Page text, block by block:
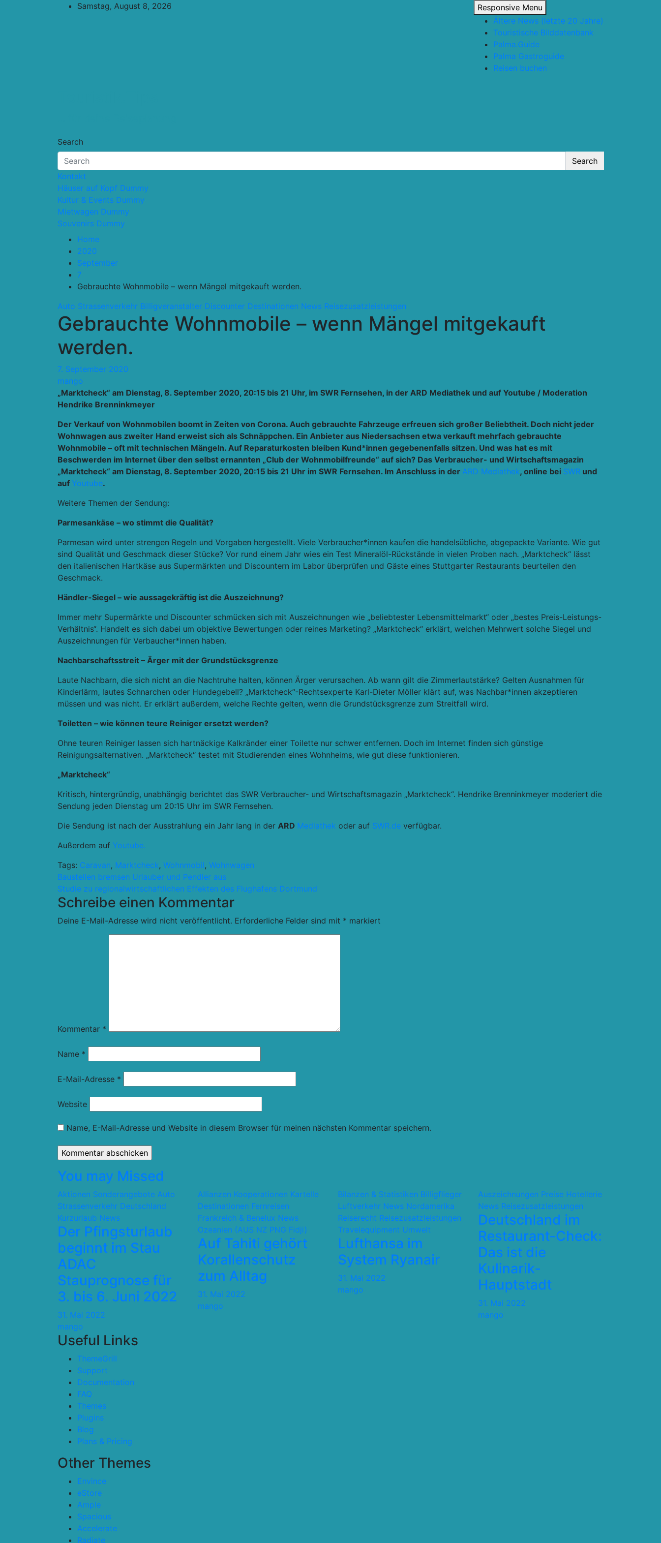
Samstag, August 8, 2026
Responsive Menu
Ältere News (letzte 20 Jahre)
Touristische Bilddatenbank
Palma.Guide
Palma Gastroguide
Reisen buchen
Search
Search
Kontakt
Häuser auf Kopf Dummy
Kultur & Events Dummy
Mietwagen Dummy
Souvenirs Dummy
Home
2020
September
7
Gebrauchte Wohnmobile – wenn Mängel mitgekauft werden.
Auto Strassenverkehr Billigveranstalter Discounter Destinationen News Reisezusatzleistungen
Gebrauchte Wohnmobile – wenn Mängel mitgekauft
werden.
7. September 2020
mango
„Marktcheck“ am Dienstag, 8. September 2020, 20:15 bis 21 Uhr, im SWR Fernsehen, in der ARD Mediathek und auf Youtube / Moderation
Hendrike Brenninkmeyer
Der Verkauf von Wohnmobilen boomt in Zeiten von Corona. Auch gebrauchte Fahrzeuge erfreuen sich großer Beliebtheit. Doch nicht jeder
Wohnwagen aus zweiter Hand erweist sich als Schnäppchen. Ein Anbieter aus Niedersachsen etwa verkauft mehrfach gebrauchte
Wohnmobile – oft mit technischen Mängeln. Auf Reparaturkosten bleiben Kund*innen gegebenenfalls sitzen. Und was hat es mit
Beschwerden im Internet über den selbst ernannten „Club der Wohnmobilfreunde“ auf sich? Das Verbraucher- und Wirtschaftsmagazin
„Marktcheck“ am Dienstag, 8. September 2020, 20:15 bis 21 Uhr im SWR Fernsehen. Im Anschluss in der ARD Mediathek, online bei SWR und
auf Youtube.
Weitere Themen der Sendung:
Parmesankäse – wo stimmt die Qualität?
Parmesan wird unter strengen Regeln und Vorgaben hergestellt. Viele Verbraucher*innen kaufen die handelsübliche, abgepackte Variante. Wie gut
sind Qualität und Geschmack dieser Stücke? Vor rund einem Jahr wies ein Test Mineralöl-Rückstände in vielen Proben nach. „Marktcheck“ lässt
den italienischen Hartkäse aus Supermärkten und Discountern im Labor überprüfen und Gäste eines Stuttgarter Restaurants beurteilen den
Geschmack.
Händler-Siegel – wie aussagekräftig ist die Auszeichnung?
Immer mehr Supermärkte und Discounter schmücken sich mit Auszeichnungen wie „beliebtester Lebensmittelmarkt“ oder „bestes Preis-Leistungs-
Verhältnis“. Handelt es sich dabei um objektive Bewertungen oder reines Marketing? „Marktcheck“ erklärt, welchen Mehrwert solche Siegel und
Auszeichnungen für Verbaucher*innen haben.
Nachbarschaftsstreit – Ärger mit der Grundstücksgrenze
Laute Nachbarn, die sich nicht an die Nachtruhe halten, können Ärger verursachen. Ab wann gilt die Zimmerlautstärke? Gelten Ausnahmen für
Kinderlärm, lautes Schnarchen oder Hundegebell? „Marktcheck“-Rechtsexperte Karl-Dieter Möller klärt auf, was Nachbar*innen akzeptieren
müssen und was nicht. Er erklärt außerdem, welche Rechte gelten, wenn die Grundstücksgrenze zum Streitfall wird.
Toiletten – wie können teure Reiniger ersetzt werden?
Ohne teuren Reiniger lassen sich hartnäckige Kalkränder einer Toilette nur schwer entfernen. Doch im Internet finden sich günstige
Reinigungsalternativen. „Marktcheck“ testet mit Studierenden eines Wohnheims, wie gut diese funktionieren.
„Marktcheck“
Kritisch, hintergründig, unabhängig berichtet das SWR Verbraucher- und Wirtschaftsmagazin „Marktcheck“. Hendrike Brenninkmeyer moderiert die
Sendung jeden Dienstag um 20:15 Uhr im SWR Fernsehen.
Die Sendung ist nach der Ausstrahlung ein Jahr lang in der ARD Mediathek oder auf SWR.de verfügbar.
Außerdem auf Youtube.
Tags: Caravan, Marktcheck, Wohnmobil, Wohnwagen
Beitragsnavigation
Baustellen bremsen Urlauber und Pendler aus
Studie zu regionalwirtschaftlichen Effekten des Flughafens Dortmund
Schreibe einen Kommentar
Deine E-Mail-Adresse wird nicht veröffentlicht. Erforderliche Felder sind mit * markiert
Kommentar *
Name *
E-Mail-Adresse *
Website
Name, E-Mail-Adresse und Website in diesem Browser für meinen nächsten Kommentar speichern.
You may Missed
Aktionen Sonderangebote Auto
Strassenverkehr Deutschland
Kurzurlaub News
Der Pfingsturlaub
beginnt im Stau
ADAC
Stauprognose für
3. bis 6. Juni 2022
31. Mai 2022
mango
Allianzen Kooperationen Kartelle
Destinationen Fernreisen
Frankreich & Benelux News
Ozeanien (AUS NZ PNG Fidji)
Auf Tahiti gehört
Korallenschutz
zum Alltag
31. Mai 2022
mango
Bilanzen & Statistiken Billigflieger
Luftverkehr News Nordamerika
Reiserecht Reisezusatzleistungen
Travelequipment Umwelt
Lufthansa im
System Ryanair
31. Mai 2022
mango
Auszeichnungen Preise Hotellerie
News Reisezusatzleistungen
Deutschland im
Restaurant-Check:
Das ist die
Kulinarik-
Hauptstadt
31. Mai 2022
mango
Useful Links
ThemeGrill
Support
Documentation
FAQ
Themes
Plugins
Blog
Plans & Pricing
Other Themes
Envince
eStore
Ample
Spacious
Accelerate
Radiate